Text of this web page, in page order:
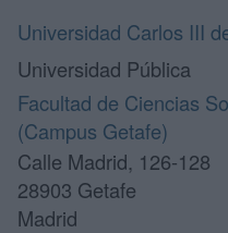
Universidad Carlos III
Universidad Pública
Facultad de Ciencias
(Campus Getafe)
Calle Madrid, 126-128
28903 Getafe
Madrid